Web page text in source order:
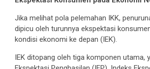
Jika melihat pola pelemahan IKK,
dipicu oleh turunnya ekspektasi
kondisi ekonomi ke depan (IEK).
IEK ditopang oleh tiga komponen utama,